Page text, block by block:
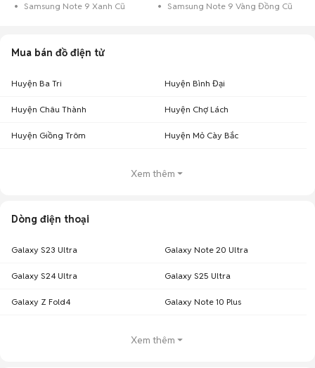
Samsung Note 9 Xanh Cũ
Samsung Note 9 Vàng Đồng Cũ
Mua bán đồ điện tử
Huyện Ba Tri Huyện Bình Đại
Huyện Châu Thành Huyện Chợ Lách
Huyện Giồng Trôm Huyện Mỏ Cày Bắc
Xem thêm
Dòng điện thoại
Galaxy S23 Ultra Galaxy Note 20 Ultra
Galaxy S24 Ultra Galaxy S25 Ultra
Galaxy Z Fold4 Galaxy Note 10 Plus
Xem thêm